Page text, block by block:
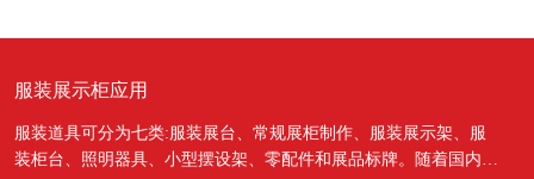
服装展示柜应用
服装道具可分为七类:服装展台、常规展柜制作、服装展示架、服
装柜台、照明器具、小型摆设架、零配件和展品标牌。随着国内经